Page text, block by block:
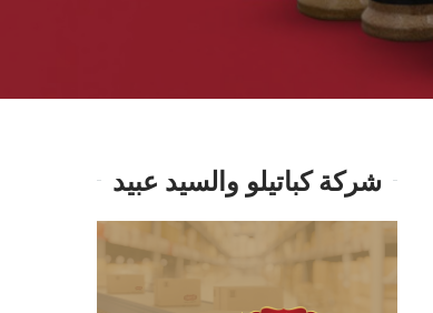
شركة كباتيلو والسيد عبيد